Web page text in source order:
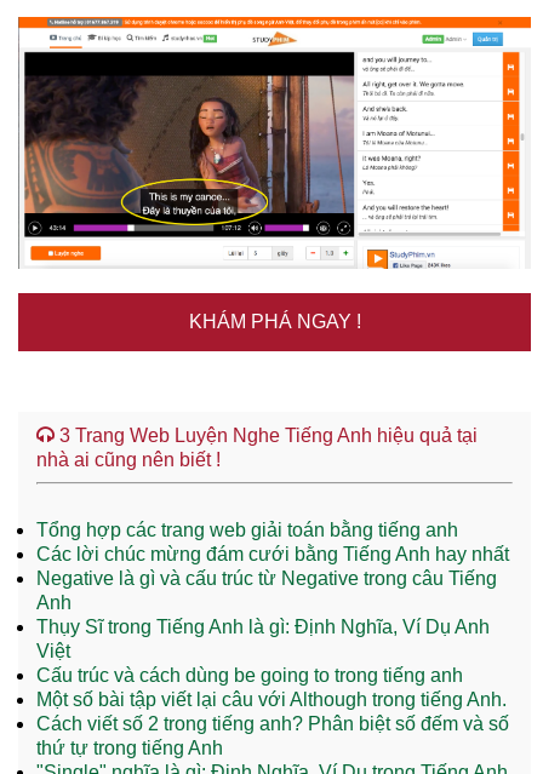
KHÁM PHÁ NGAY !
3 Trang Web Luyện Nghe Tiếng Anh hiệu quả tại
nhà ai cũng nên biết !
Tổng hợp các trang web giải toán bằng tiếng anh
Các lời chúc mừng đám cưới bằng Tiếng Anh hay nhất
Negative là gì và cấu trúc từ Negative trong câu Tiếng
Anh
Thụy Sĩ trong Tiếng Anh là gì: Định Nghĩa, Ví Dụ Anh
Việt
Cấu trúc và cách dùng be going to trong tiếng anh
Một số bài tập viết lại câu với Although trong tiếng Anh.
Cách viết số 2 trong tiếng anh? Phân biệt số đếm và số
thứ tự trong tiếng Anh